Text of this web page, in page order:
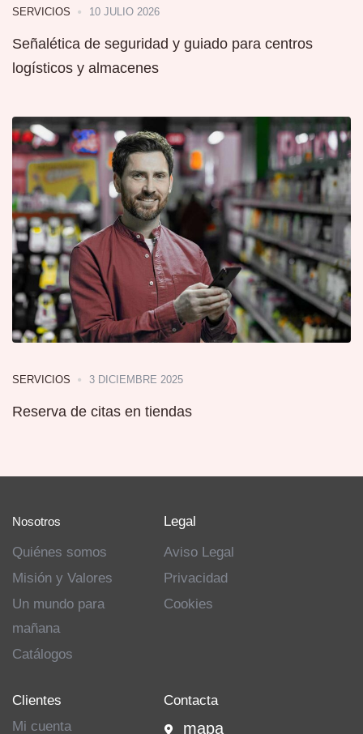
SERVICIOS 10 JULIO 2026
Señalética de seguridad y guiado para centros
logísticos y almacenes
SERVICIOS 3 DICIEMBRE 2025
Reserva de citas en tiendas
Nosotros
Quiénes somos
Misión y Valores
Un mundo para
mañana
Catálogos
Legal
Aviso Legal
Privacidad
Cookies
Clientes
Mi cuenta
Contacta
mapa